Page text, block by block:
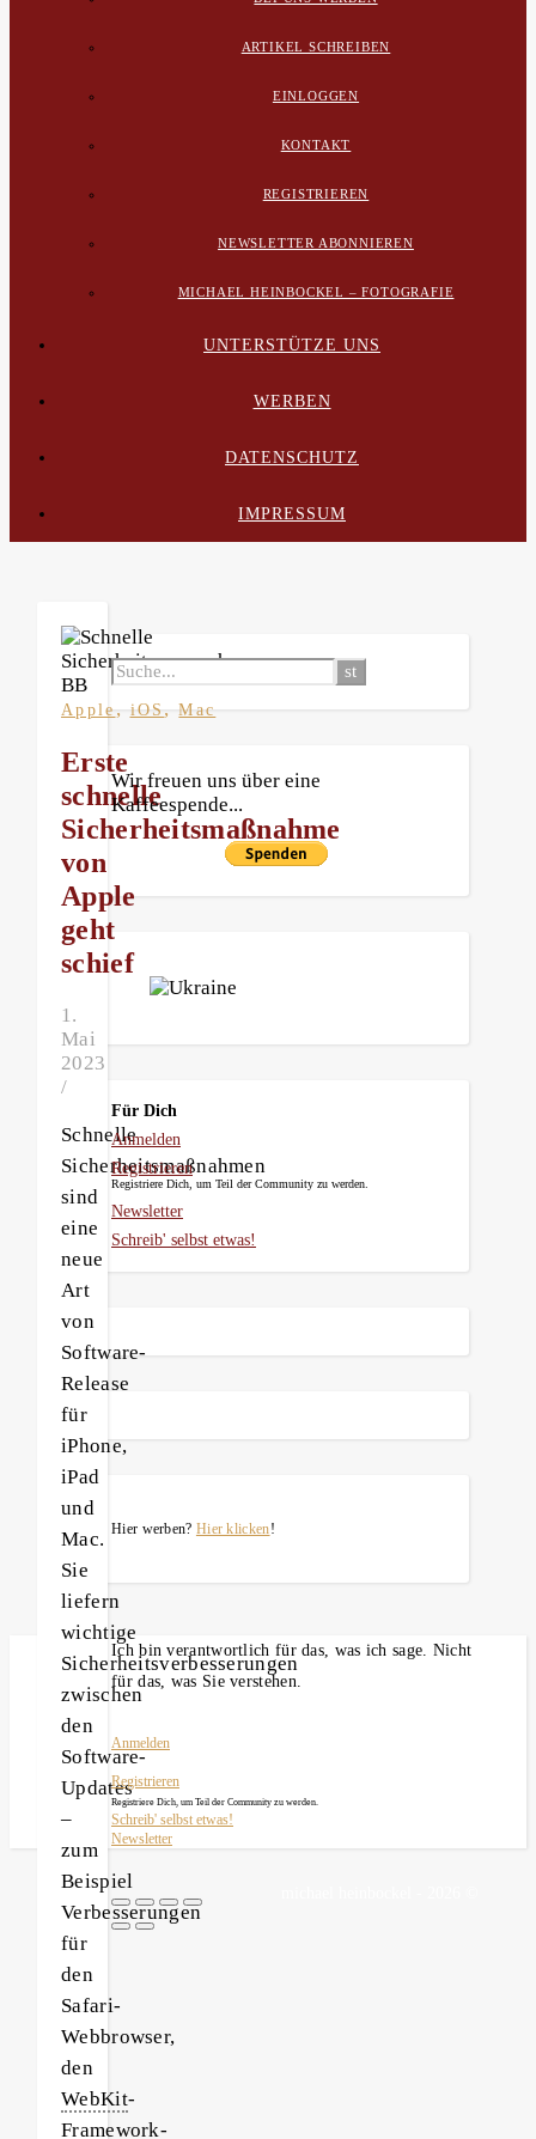
ARTIKEL SCHREIBEN
EINLOGGEN
KONTAKT
REGISTRIEREN
NEWSLETTER ABONNIEREN
MICHAEL HEINBOCKEL – FOTOGRAFIE
UNTERSTÜTZE UNS
WERBEN
DATENSCHUTZ
IMPRESSUM
Apple,iOS,Mac
Erste
schnelle
Sicherheitsmaßnahme
von
Apple
geht
schief
1.
Mai
2023
/
Schnelle
Sicherheitsmaßnahmen
sind
eine
neue
Art
von
Software-
Release
für
iPhone,
iPad
und
Mac.
Sie
liefern
wichtige
Sicherheitsverbesserungen
zwischen
den
Software-
Updates
–
zum
Beispiel
Verbesserungen
für
den
Safari-
Webbrowser,
den
WebKit-
Framework-
Wir freuen uns über eine
Kaffeespende...
Für Dich
Anmelden
Registrieren
Registriere Dich, um Teil der Community zu werden.
Newsletter
Schreib' selbst etwas!
Hier werben? Hier klicken!
Ich bin verantwortlich für das, was ich sage. Nicht
für das, was Sie verstehen.
Anmelden
Registrieren
Registriere Dich, um Teil der Community zu werden.
Schreib' selbst etwas!
Newsletter